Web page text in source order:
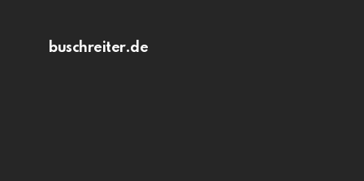
buschreiter.de